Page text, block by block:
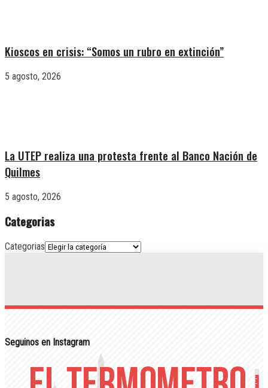
Kioscos en crisis: “Somos un rubro en extinción”
5 agosto, 2026
La UTEP realiza una protesta frente al Banco Nación de
Quilmes
5 agosto, 2026
Categorias
Categorias
Seguinos en Instagram